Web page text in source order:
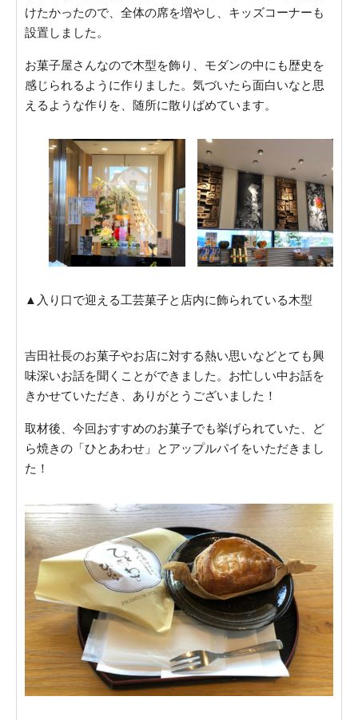
けたかったので、全体の席を増やし、キッズコーナーも
設置しました。
お菓子屋さんなので木型を飾り、モダンの中にも歴史を
感じられるように作りました。気づいたら面白いなと思
えるような作りを、随所に散りばめています。
▲入り口で迎える工芸菓子と店内に飾られている木型
吉田社長のお菓子やお店に対する熱い思いなどとても興
味深いお話を聞くことができました。お忙しい中お話を
きかせていただき、ありがとうございました！
取材後、今回おすすめのお菓子でも挙げられていた、ど
ら焼きの「ひとあわせ」とアップルパイをいただきまし
た！